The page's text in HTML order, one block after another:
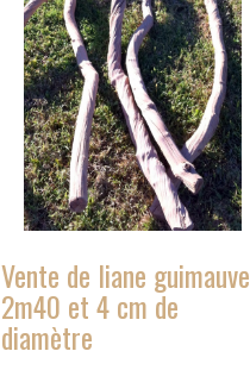
Vente de liane guimauve
2m40 et 4 cm de
diamètre